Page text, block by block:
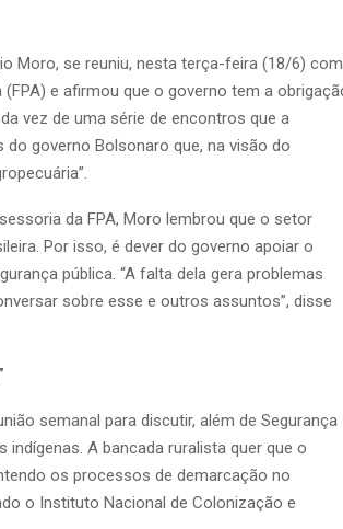
Moro, se reuniu, nesta terça-feira (18/6) com
e afirmou que o governo tem a
vez de uma série de encontros que a
governo Bolsonaro que, na visão do
da FPA, Moro lembrou que o setor
Por isso, é dever do governo apoiar o
pública. “A falta dela gera problemas
sobre esse e outros assuntos”, disse
semanal para discutir, além de Segurança
A bancada ruralista quer que o
os processos de demarcação no
o Instituto Nacional de Colonização e